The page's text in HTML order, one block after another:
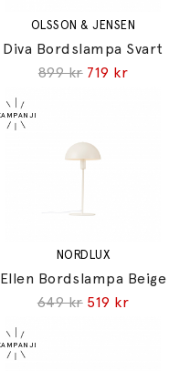
OLSSON & JENSEN
Diva Bordslampa Svart
899 kr 719 kr
NORDLUX
Ellen Bordslampa Beige
649 kr 519 kr